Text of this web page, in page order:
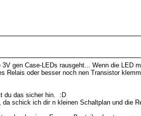
gen Case-LEDs rausgeht... Wenn die LED
oder besser noch nen Transistor
du das sicher hin. :D
schick ich dir n kleinen Schaltplan und die